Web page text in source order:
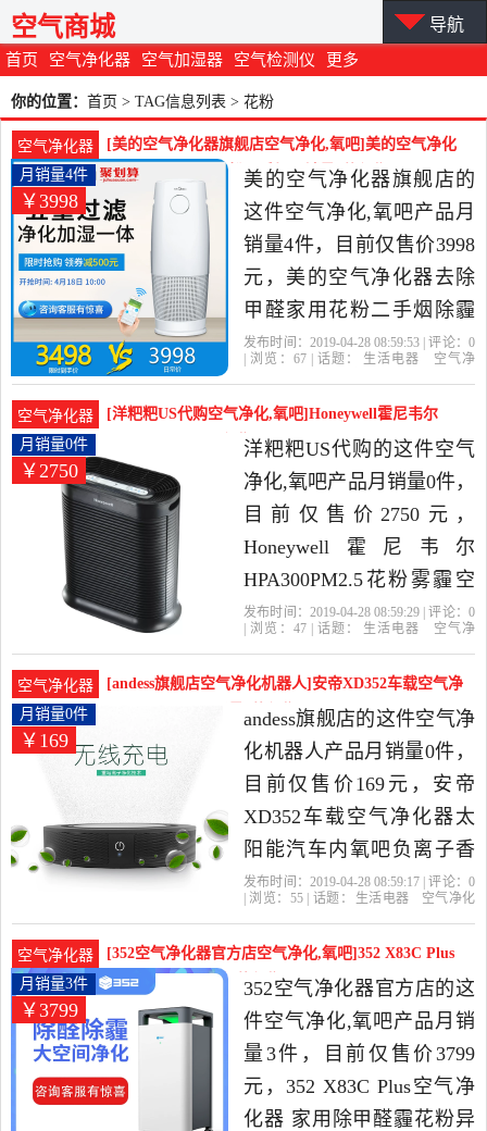
首页 空气净化器 空气加湿器 空气检测仪 更多
空气商城 导航
你的位置： 首页 > TAG信息列表 > 花粉
空气净化器
[美的空气净化器旗舰店空气净化,氧吧]美的空气净化
器去除甲醛家用花粉二手烟月销量4件仅售3998元
￥3998
月销量4件
美的空气净化器旗舰店的
这件空气净化,氧吧产品月
销量4件，目前仅售价3998
元，美的空气净化器去除
甲醛家用花粉二手烟除霾
pm2.5氧吧加湿一体是2019
精选生活电器当中性价比
很高的空气净化,氧吧，由
河南 郑州发货。
发布时间：2019-04-28 08:59:53 | 评论： 0
| 浏览： 67| 话题： 生活电器
空气净
空气净化器
[洋粑粑US代购空气净化,氧吧]Honeywell霍尼韦尔
HPA30月销量0件仅售2750元
￥2750
月销量0件
洋粑粑US代购的这件空气
净化,氧吧产品月销量0件，
目前仅售价2750元，
Honeywell霍尼韦尔
HPA300PM2.5花粉雾霾空
气净化器 家用办公室是
生活电器当中性价比很高
的空气净化,氧吧，由广东
广州发货。
发布时间：2019-04-28 08:59:29 | 评论： 0
| 浏览： 47| 话题： 生活电器
空气净
空气净化器
[andess旗舰店空气净化机器人]安帝XD352车载空气净
化器太阳能汽月销量0件仅售169元
￥169
月销量0件
andess旗舰店的这件空气净
化机器人产品月销量0件，
目前仅售价169元，安帝
XD352车载空气净化器太
阳能汽车内氧吧负离子香
薰除烟味PM2.5是2019年
当中性价比很高的空气净
化机器人，由北京发货。
发布时间：2019-04-28 08:59:17 | 评论： 0
| 浏览： 55| 话题： 生活电器
空气净化
空气净化器
[352空气净化器官方店空气净化,氧吧]352 X83C Plus
空气净化器月销量3件仅售3799元
￥3799
月销量3件
352空气净化器官方店的这
件空气净化,氧吧产品月销
量3件，目前仅售价3799
元，352 X83C Plus空气净
化器 家用除甲醛霾花粉异